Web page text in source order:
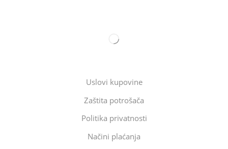
Uslovi kupovine
Zaštita potrošača
Politika privatnosti
Načini plaćanja